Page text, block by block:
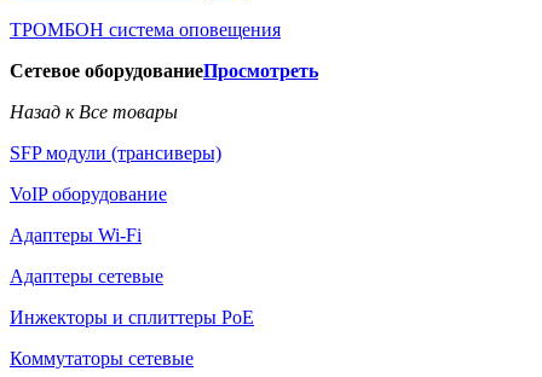
ТРОМБОН система оповещения
Сетевое оборудованиеПросмотреть
Назад к Все товары
SFP модули (трансиверы)
VoIP оборудование
Адаптеры Wi-Fi
Адаптеры сетевые
Инжекторы и сплиттеры РоЕ
Коммутаторы сетевые